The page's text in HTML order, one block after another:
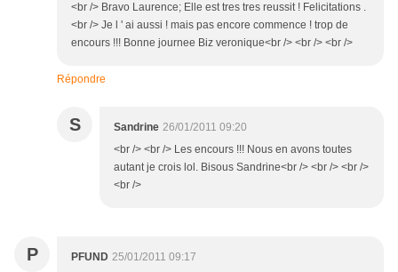
<br /> Bravo Laurence; Elle est tres tres reussit ! Felicitations .
<br /> Je l ' ai aussi ! mais pas encore commence ! trop de
encours !!! Bonne journee Biz veronique<br /> <br /> <br />
Répondre
S Sandrine 26/01/2011 09:20
<br /> <br /> Les encours !!! Nous en avons toutes
autant je crois lol. Bisous Sandrine<br /> <br /> <br />
<br />
P PFUND 25/01/2011 09:17